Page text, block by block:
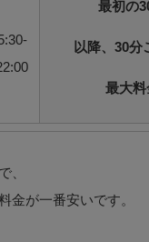
最初の
以降、30分
最大料
、
金が一番安いです。